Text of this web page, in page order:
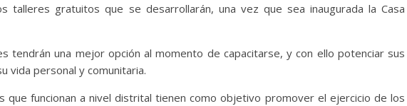
talleres gratuitos que se desarrollarán, una vez que sea inaugurada la Casa
tendrán una mejor opción al momento de capacitarse, y con ello potenciar sus
vida personal y comunitaria.
que funcionan a nivel distrital tienen como objetivo promover el ejercicio de los